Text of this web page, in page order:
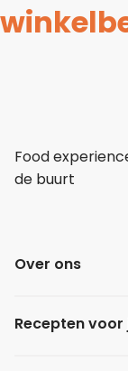
Food
de buurt
Over ons
Recepten voor